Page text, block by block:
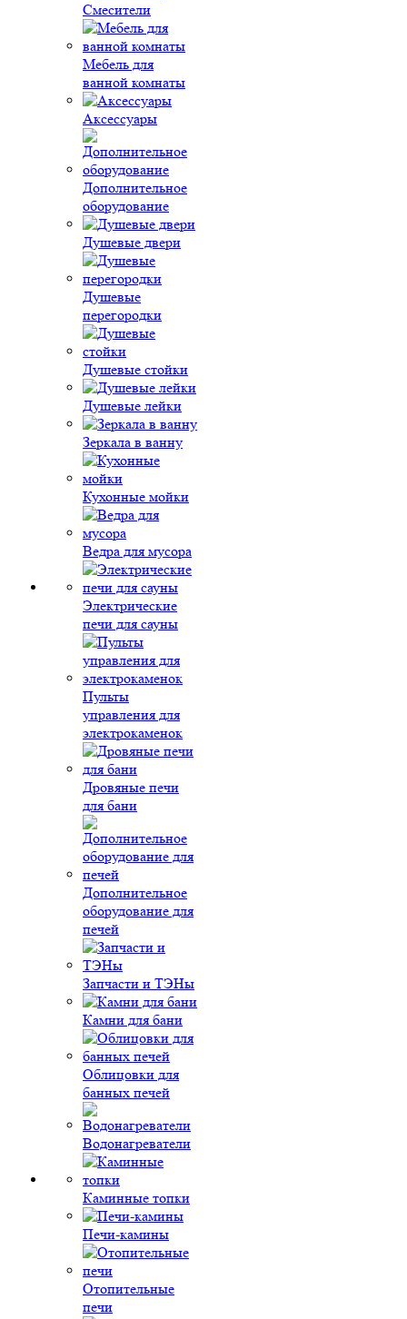
Смесители
Мебель для
ванной комнаты
Аксессуары
Дополнительное
оборудование
Душевые двери
Душевые
перегородки
Душевые стойки
Душевые лейки
Зеркала в ванну
Кухонные мойки
Ведра для мусора
Электрические
печи для сауны
Пульты
управления для
электрокаменок
Дровяные печи
для бани
Дополнительное
оборудование для
печей
Запчасти и ТЭНы
Камни для бани
Облицовки для
банных печей
Водонагреватели
Каминные топки
Печи-камины
Отопительные
печи